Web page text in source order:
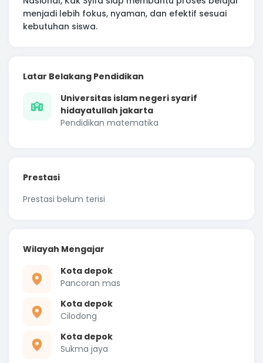
menjadi lebih fokus, nyaman, dan efektif sesuai
kebutuhan siswa.
Latar Belakang Pendidikan
Universitas islam negeri syarif
hidayatullah jakarta
Pendidikan matematika
Prestasi
Prestasi belum terisi
Wilayah Mengajar
Kota depok
Pancoran mas
Kota depok
Cilodong
Kota depok
Sukma jaya